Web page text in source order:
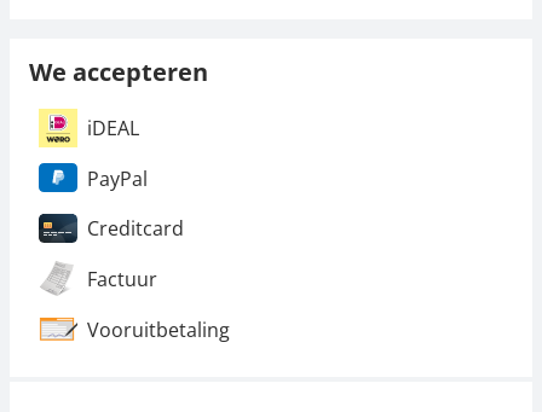
We accepteren
iDEAL
PayPal
Creditcard
Factuur
Vooruitbetaling